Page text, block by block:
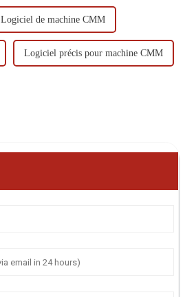
Logiciel de machine CMM
Logiciel précis pour machine CMM